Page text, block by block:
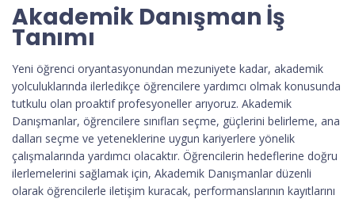
Akademik Danışman İş
Tanımı
Yeni öğrenci oryantasyonundan mezuniyete kadar, akademik
yolculuklarında ilerledikçe öğrencilere yardımcı olmak konusunda
tutkulu olan proaktif profesyoneller arıyoruz. Akademik
Danışmanlar, öğrencilere sınıfları seçme, güçlerini belirleme, ana
dalları seçme ve yeteneklerine uygun kariyerlere yönelik
çalışmalarında yardımcı olacaktır. Öğrencilerin hedeflerine doğru
ilerlemelerini sağlamak için, Akademik Danışmanlar düzenli
olarak öğrencilerle iletişim kuracak, performanslarının kayıtlarını